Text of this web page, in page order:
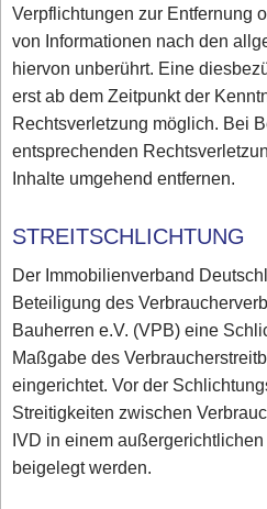
Verpflichtungen zur Entfernung
von Informationen nach den
hiervon unberührt. Eine
erst ab dem Zeitpunkt der
Rechtsverletzung möglich. Bei
entsprechenden
Inhalte umgehend entfernen.
STREITSCHLICHTUNG
Der Immobilienverband
Beteiligung des
Bauherren e.V. (VPB) eine
Maßgabe des
eingerichtet. Vor der
Streitigkeiten zwischen
IVD in einem
beigelegt werden.